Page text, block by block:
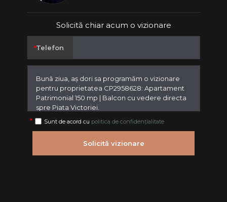
Solicită chiar acum o vizionare
Telefon
Sunt de acord cu politica de confidențialitate
Solicită vizionare